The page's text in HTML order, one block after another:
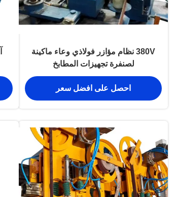
380V نظام مؤازر فولاذي وعاء ماكينة
لصنفرة تجهيزات المطابخ
احصل على افضل سعر